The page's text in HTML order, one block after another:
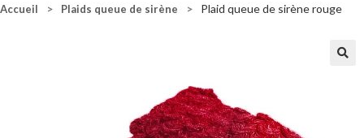
Accueil > Plaids queue de sirène > Plaid queue de sirène rouge